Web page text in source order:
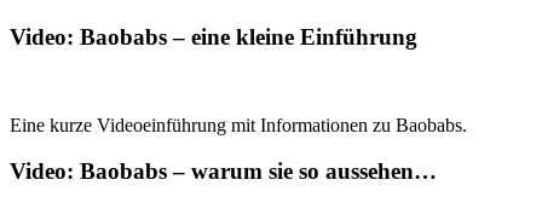
Video: Baobabs – eine kleine Einführung
Eine kurze Videoeinführung mit Informationen zu Baobabs.
Video: Baobabs – warum sie so aussehen…